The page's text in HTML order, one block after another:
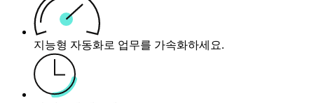
지능형 자동화로 업무를 가속화하세요.